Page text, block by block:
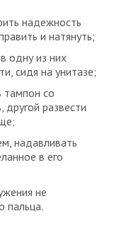
надежность
и натянуть;
одну из них
сидя на унитазе;
тампон со
развести
надавливать
в его
не
пальца.